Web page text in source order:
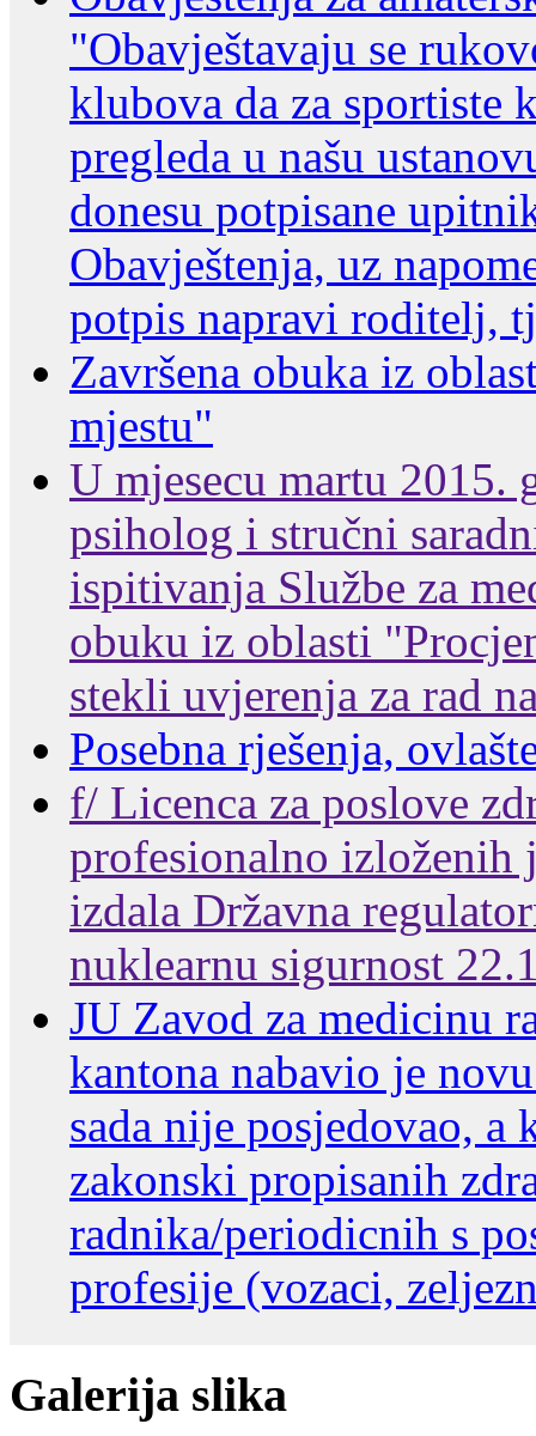
"Obavještavaju se
klubova da za sportiste
pregleda u našu
donesu potpisane
Obavještenja, uz
potpis napravi roditelj,
Završena obuka iz
mjestu"
U mjesecu martu 2015.
psiholog i stručni
ispitivanja Službe za
obuku iz oblasti
stekli uvjerenja za rad
Posebna rješenja,
f/ Licenca za poslove
profesionalno izloženih
izdala Državna
nuklearnu sigurnost
JU Zavod za medicinu
kantona nabavio je
sada nije posjedovao, a
zakonski propisanih
radnika/periodicnih s
profesije (vozaci,
Galerija slika